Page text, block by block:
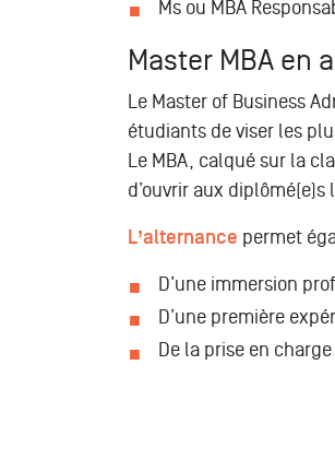
Ms ou MBA
Master MBA en
Le Master of Business
étudiants de viser les
Le MBA, calqué sur la
d’ouvrir aux
L’alternance permet
D’une immersion
D’une première
De la prise en